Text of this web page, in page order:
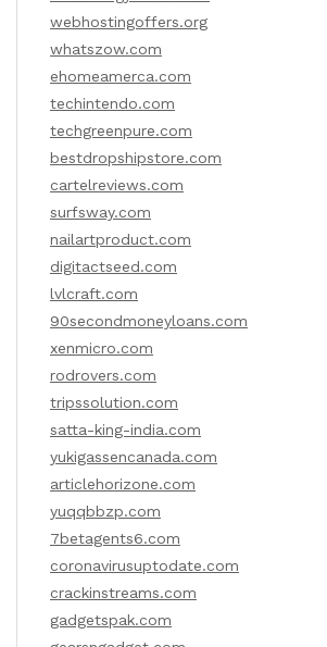
webhostingoffers.org
whatszow.com
ehomeamerca.com
techintendo.com
techgreenpure.com
bestdropshipstore.com
cartelreviews.com
surfsway.com
nailartproduct.com
digitactseed.com
lvlcraft.com
90secondmoneyloans.com
xenmicro.com
rodrovers.com
tripssolution.com
satta-king-india.com
yukigassencanada.com
articlehorizone.com
yuqqbbzp.com
7betagents6.com
coronavirusuptodate.com
crackinstreams.com
gadgetspak.com